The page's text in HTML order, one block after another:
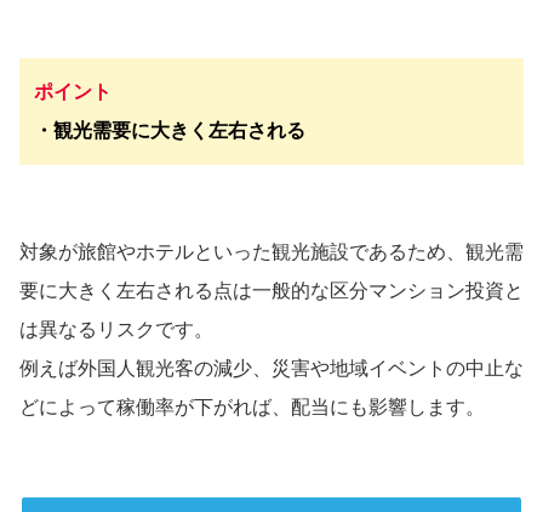
ポイント
・観光需要に大きく左右される
対象が旅館やホテルといった観光施設であるため、観光需
要に大きく左右される点は一般的な区分マンション投資と
は異なるリスクです。
例えば外国人観光客の減少、災害や地域イベントの中止な
どによって稼働率が下がれば、配当にも影響します。